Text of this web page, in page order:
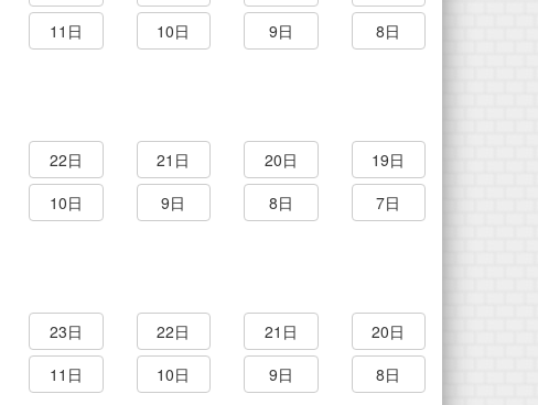
11日 10日 9日
8日
22日 21日 20日
19日
10日 9日 8日
7日
23日 22日 21日
20日
11日 10日 9日
8日